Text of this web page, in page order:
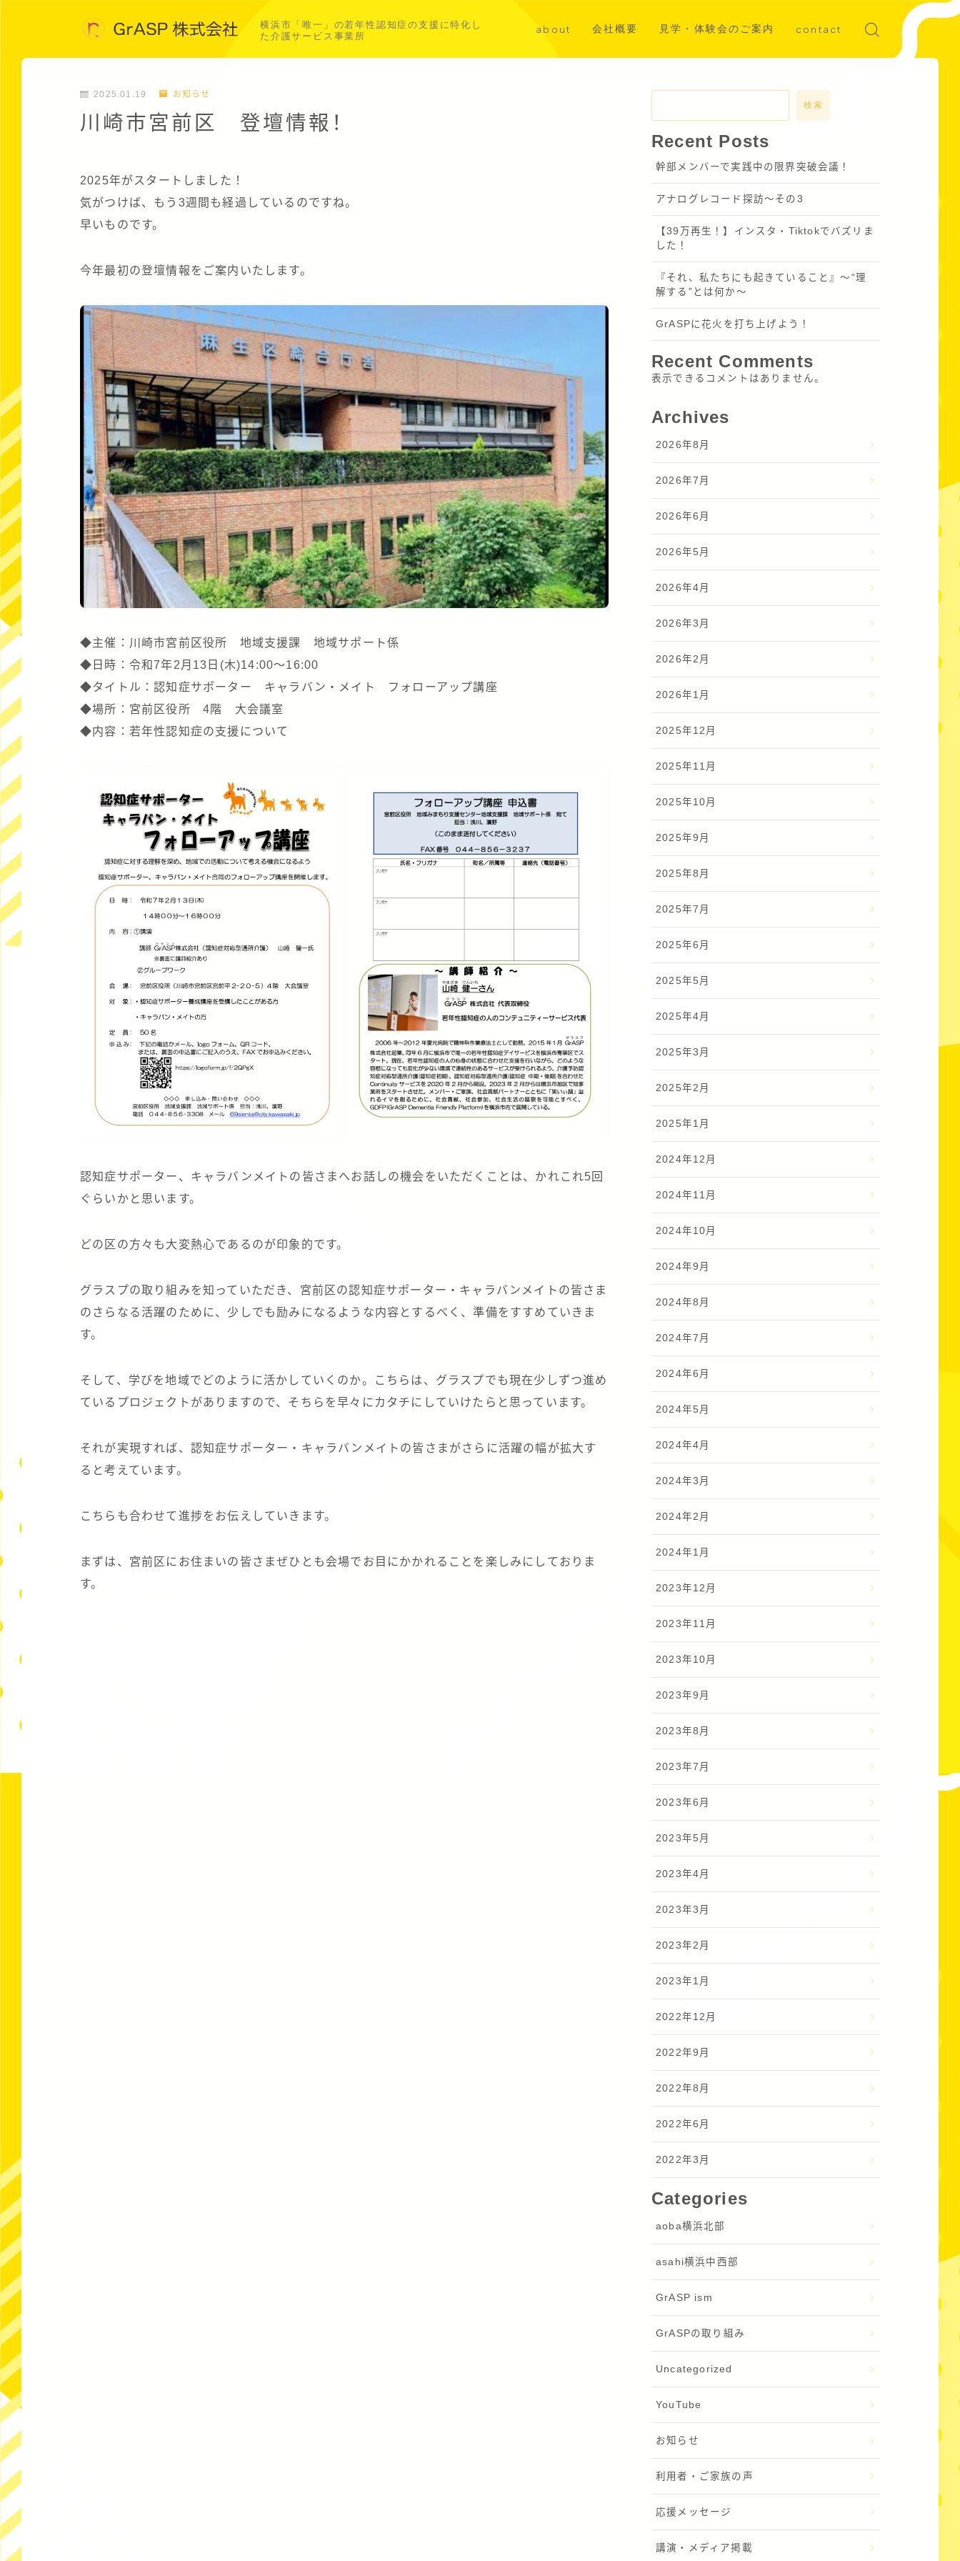
横浜市「唯一」の若年性認知症の支援に特化し
た介護サービス事業所
about 会社概要
共同事業募集
見学・体験会のご案内 contact
2025.01.19 お知らせ
川崎市宮前区 登壇情報！
2025年がスタートしました！
気がつけば、もう3週間も経過しているのですね。
早いものです。
今年最初の登壇情報をご案内いたします。
◆主催：川崎市宮前区役所 地域支援課 地域サポート係
◆日時：令和7年2月13日(木)14:00～16:00
◆タイトル：認知症サポーター キャラバン・メイト フォローアップ講座
◆場所：宮前区役所 4階 大会議室
◆内容：若年性認知症の支援について
認知症サポーター、キャラバンメイトの皆さまへお話しの機会をいただくことは、かれこれ5回
ぐらいかと思います。
どの区の方々も大変熱心であるのが印象的です。
グラスプの取り組みを知っていただき、宮前区の認知症サポーター・キャラバンメイトの皆さま
のさらなる活躍のために、少しでも励みになるような内容とするべく、準備をすすめていきま
す。
そして、学びを地域でどのように活かしていくのか。こちらは、グラスプでも現在少しずつ進め
ているプロジェクトがありますので、そちらを早々にカタチにしていけたらと思っています。
それが実現すれば、認知症サポーター・キャラバンメイトの皆さまがさらに活躍の幅が拡大す
ると考えています。
こちらも合わせて進捗をお伝えしていきます。
まずは、宮前区にお住まいの皆さまぜひとも会場でお目にかかれることを楽しみにしておりま
す。
検索
Recent Posts
幹部メンバーで実践中の限界突破会議！
アナログレコード探訪～その3
【39万再生！】インスタ・Tiktokでバズリま
した！
『それ、私たちにも起きていること』〜“理
解する”とは何か～
GrASPに花火を打ち上げよう！
Recent Comments
表示できるコメントはありません。
Archives
2026年8月
2026年7月
2026年6月
2026年5月
2026年4月
2026年3月
2026年2月
2026年1月
2025年12月
2025年11月
2025年10月
2025年9月
2025年8月
2025年7月
2025年6月
2025年5月
2025年4月
2025年3月
2025年2月
2025年1月
2024年12月
2024年11月
2024年10月
2024年9月
2024年8月
2024年7月
2024年6月
2024年5月
2024年4月
2024年3月
2024年2月
2024年1月
2023年12月
2023年11月
2023年10月
2023年9月
2023年8月
2023年7月
2023年6月
2023年5月
2023年4月
2023年3月
2023年2月
2023年1月
2022年12月
2022年9月
2022年8月
2022年6月
2022年3月
Categories
aoba横浜北部
asahi横浜中西部
GrASP ism
GrASPの取り組み
Uncategorized
YouTube
お知らせ
利用者・ご家族の声
応援メッセージ
講演・メディア掲載